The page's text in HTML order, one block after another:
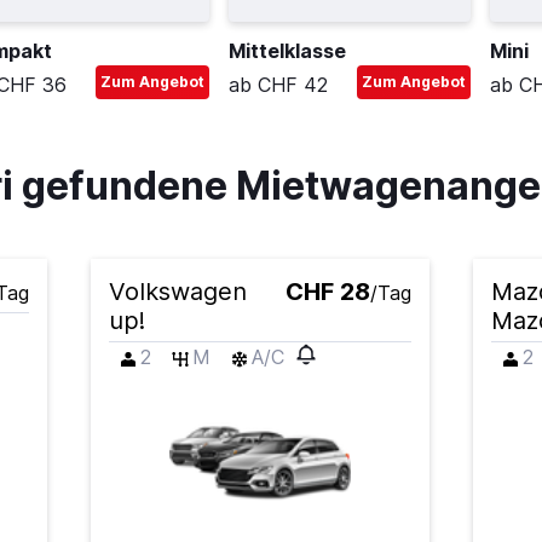
36
Zum Angebot
Mittelklasse
ab CHF 42
Zum Angebot
Mini
ab
gefundene
Volkswagen
up!
CHF 28/Tag
2 M A/C 2